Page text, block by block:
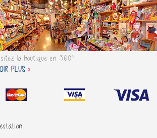
la boutique en 360°
PLUS